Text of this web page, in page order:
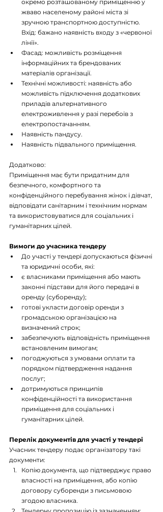
окремо розташованому приміщенню у
жваво населеному районі міста зі
зручною транспортною доступністю.
Вхід: бажано наявність входу з «червоної
лінії».
Фасад: можливість розміщення
інформаційних та брендованих
матеріалів організації.
Технічні можливості: наявність або
можливість підключення додаткових
приладів альтернативного
електроживлення у разі перебоїв з
електропостачанням.
Наявність пандусу.
Наявність підвального приміщення.
Додатково:
Приміщення має бути придатним для
безпечного, комфортного та
конфіденційного перебування жінок і дівчат,
відповідати санітарним і технічним нормам
та використовуватися для соціальних і
гуманітарних цілей.
Вимоги до учасника тендеру
До участі у тендері допускаються фізичні
та юридичні особи, які:
є власниками приміщення або мають
законні підстави для його передачі в
оренду (суборенду);
готові укласти договір оренди з
громадською організацією на
визначений строк;
забезпечують відповідність приміщення
встановленим вимогам;
погоджуються з умовами оплати та
порядком підтвердження надання
послуг;
дотримуються принципів
конфіденційності та використання
приміщення для соціальних і
гуманітарних цілей.
Перелік документів для участі у тендері
Учасник тендеру подає організатору такі
документи:
Копію документа, що підтверджує право
власності на приміщення, або копію
договору суборенди з письмовою
згодою власника.